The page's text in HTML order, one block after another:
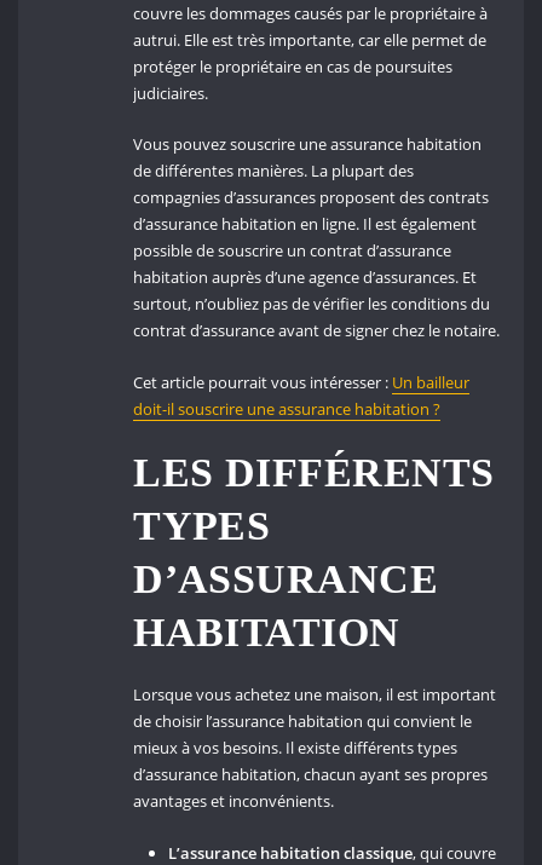
couvre les dommages causés par le propriétaire à
autrui. Elle est très importante, car elle permet de
protéger le propriétaire en cas de poursuites
judiciaires.
Vous pouvez souscrire une assurance habitation
de différentes manières. La plupart des
compagnies d’assurances proposent des contrats
d’assurance habitation en ligne. Il est également
possible de souscrire un contrat d’assurance
habitation auprès d’une agence d’assurances. Et
surtout, n’oubliez pas de vérifier les conditions du
contrat d’assurance avant de signer chez le notaire.
Cet article pourrait vous intéresser : Un bailleur
doit-il souscrire une assurance habitation ?
LES DIFFÉRENTS
TYPES
D’ASSURANCE
HABITATION
Lorsque vous achetez une maison, il est important
de choisir l’assurance habitation qui convient le
mieux à vos besoins. Il existe différents types
d’assurance habitation, chacun ayant ses propres
avantages et inconvénients.
L’assurance habitation classique, qui couvre